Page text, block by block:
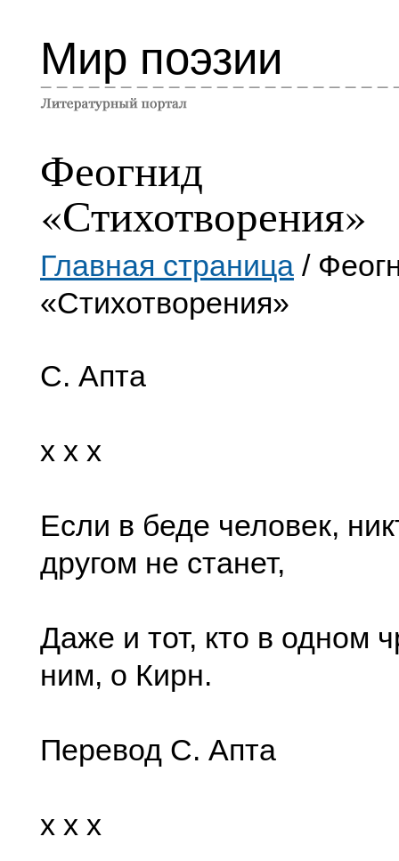
Мир поэзии
Феогнид
«Стихотворения»
Главная страница /
«Стихотворения»
С. Апта
x x x
Если в беде человек,
другом не станет,
Даже и тот, кто в одном
ним, о Кирн.
Перевод С. Апта
x x x